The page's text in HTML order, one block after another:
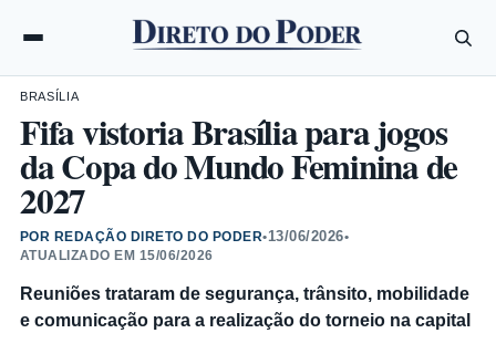
BRASÍLIA
Fifa vistoria Brasília para jogos
da Copa do Mundo Feminina de
2027
POR REDAÇÃO DIRETO DO PODER•13/06/2026•
ATUALIZADO EM 15/06/2026
Reuniões trataram de segurança, trânsito, mobilidade
e comunicação para a realização do torneio na capital